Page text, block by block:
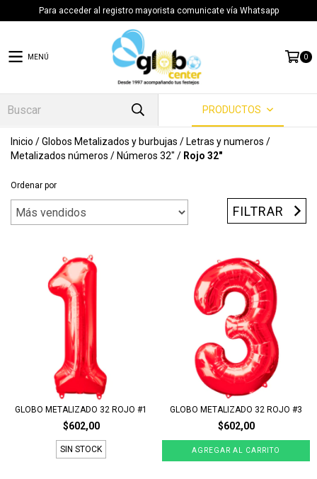
Para acceder al registro mayorista comunicate vía Whatsapp
MENÚ 0
PRODUCTOS
Inicio /Globos Metalizados y burbujas / Letras y numeros /
Metalizados números / Números 32" / Rojo 32"
Ordenar por
FILTRAR
GLOBO METALIZADO 32 ROJO #1
$602,00
SIN STOCK
GLOBO METALIZADO 32 ROJO #3
$602,00